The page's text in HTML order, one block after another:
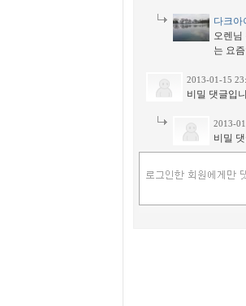
다크아
오렌님
는 요
2013-01-15
비밀 댓글입
2013-
비밀